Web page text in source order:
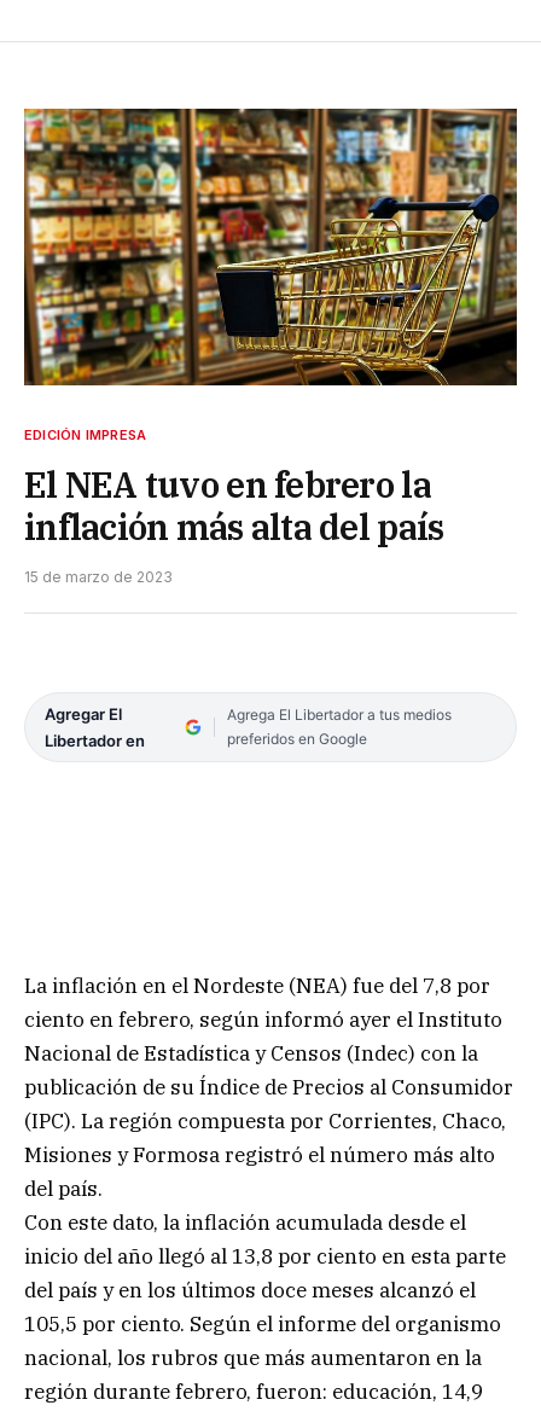
EDICIÓN IMPRESA
El NEA tuvo en febrero la
inflación más alta del país
15 de marzo de 2023
Agregar El
Libertador en
Agrega El Libertador a tus medios
preferidos en Google
La inflación en el Nordeste (NEA) fue del 7,8 por
ciento en febrero, según informó ayer el Instituto
Nacional de Estadística y Censos (Indec) con la
publicación de su Índice de Precios al Consumidor
(IPC). La región compuesta por Corrientes, Chaco,
Misiones y Formosa registró el número más alto
del país.
Con este dato, la inflación acumulada desde el
inicio del año llegó al 13,8 por ciento en esta parte
del país y en los últimos doce meses alcanzó el
105,5 por ciento. Según el informe del organismo
nacional, los rubros que más aumentaron en la
región durante febrero, fueron: educación, 14,9